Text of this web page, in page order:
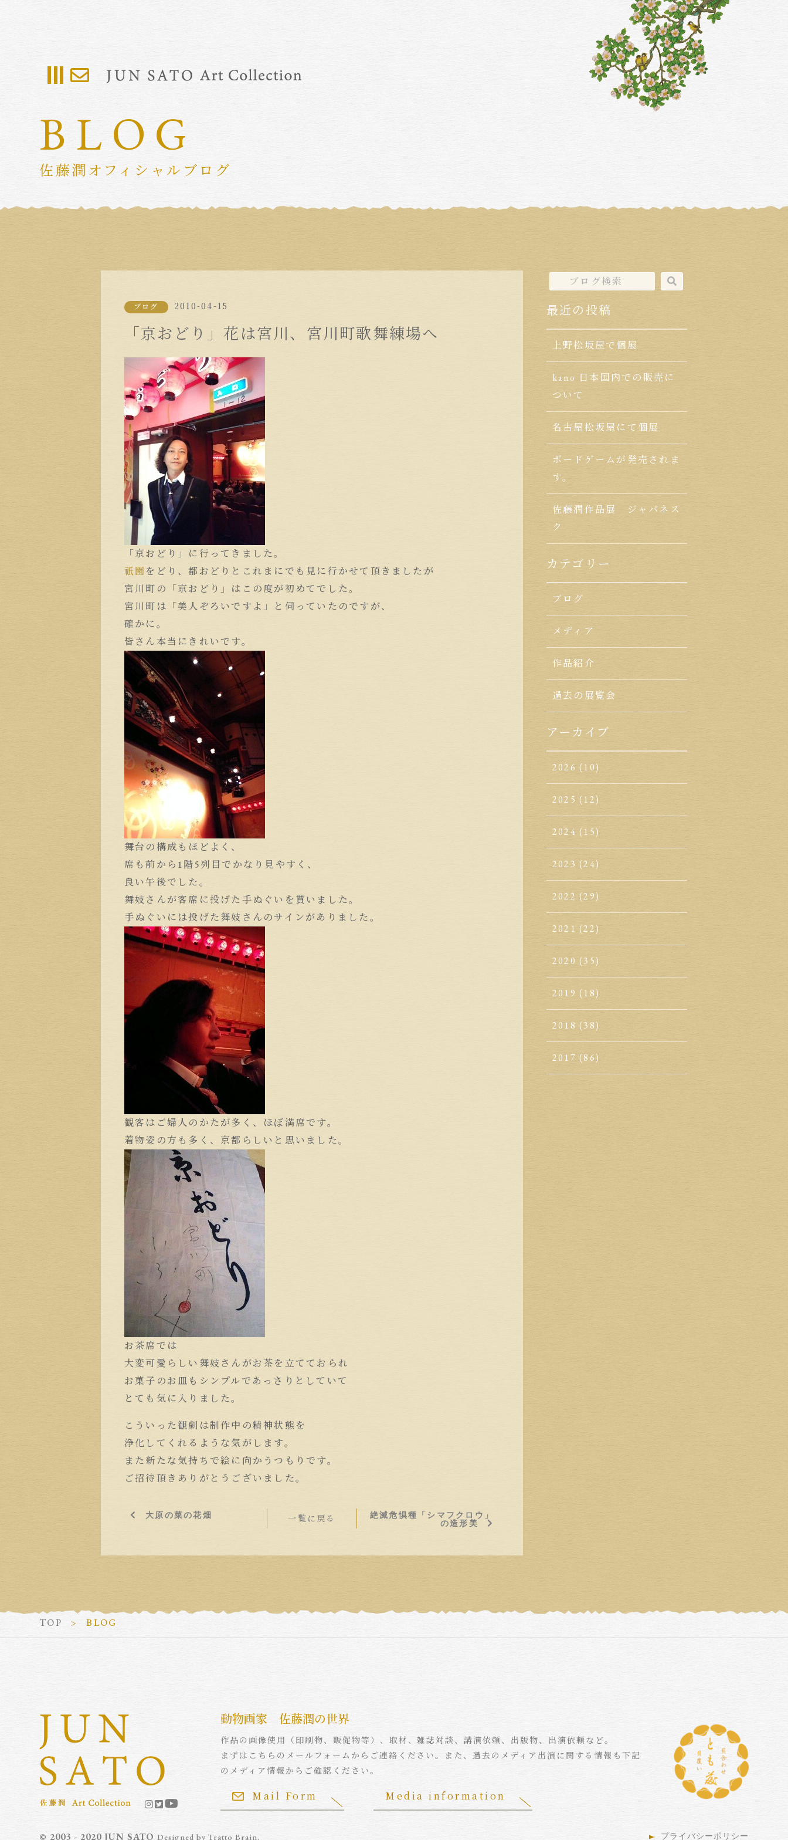
BLOG
佐藤潤オフィシャルブログ
ブログ 2010-04-15
「京おどり」花は宮川、宮川町歌舞練場へ
「京おどり」に行ってきました。
祇園 をどり、都おどりとこれまにでも見に行かせて頂きましたが
宮川町の「京おどり」はこの度が初めてでした。
宮川町は「美人ぞろいですよ」と伺っていたのですが、
確かに。
皆さん本当にきれいです。
舞台の構成もほどよく、
席も前から1階5列目でかなり見やすく、
良い午後でした。
舞妓さんが客席に投げた手ぬぐいを貰いました。
手ぬぐいには投げた舞妓さんのサインがありました。
観客はご婦人のかたが多く、ほぼ満席です。
着物姿の方も多く、京都らしいと思いました。
お茶席では
大変可愛らしい舞妓さんがお茶を立てておられ
お菓子のお皿もシンプルであっさりとしていて
とても気に入りました。
こういった観劇は制作中の精神状態を
浄化してくれるような気がします。
また新たな気持ちで絵に向かうつもりです。
ご招待頂きありがとうございました。
大原の菜の花畑 一覧に戻る
絶滅危惧種「シマフクロウ」
の造形美
最近の投稿
上野松坂屋で個展
kano 日本国内での販売に
ついて
名古屋松坂屋にて個展
ボードゲームが発売されま
す。
佐藤潤作品展 ジャパネス
ク
カテゴリー
ブログ
メディア
作品紹介
過去の展覧会
アーカイブ
2026 (10)
2025 (12)
2024 (15)
2023 (24)
2022 (29)
2021 (22)
2020 (35)
2019 (18)
2018 (38)
2017 (86)
TOP BLOG
動物画家 佐藤潤の世界
作品の画像使用（印刷物、販促物等）、取材、雑誌対談、講演依頼、出版物、出演依頼など。
まずはこちらのメールフォームからご連絡ください。また、過去のメディア出演に関する情報も下記
のメディア情報からご確認ください。
Mail Form Media information
© 2003 - 2020 JUN SATODesigned byTratto Brain. プライバシーポリシー